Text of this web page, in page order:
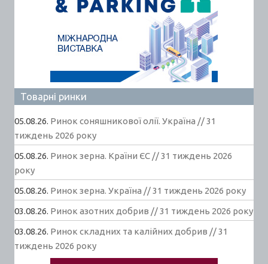
Товарні ринки
05.08.26. Ринок соняшникової олії. Україна // 31
тиждень 2026 року
05.08.26. Ринок зерна. Країни ЄС // 31 тиждень 2026
року
05.08.26. Ринок зерна. Україна // 31 тиждень 2026 року
03.08.26. Ринок азотних добрив // 31 тиждень 2026 року
03.08.26. Ринок складних та калійних добрив // 31
тиждень 2026 року